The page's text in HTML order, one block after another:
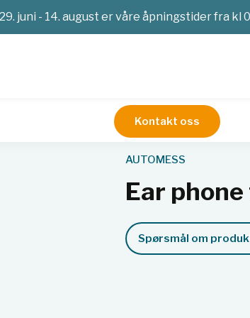
29. juni - 14. august er våre åpningstider fra kl
Kontakt oss
Alfa-Beta-Gammastråling
AUTOMESS
Ear
Spørsmål om